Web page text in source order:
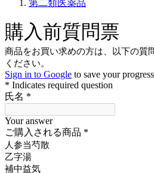
第二類医薬品